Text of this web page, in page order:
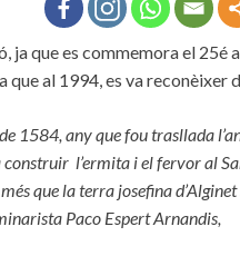
ja que es commemora el
que al 1994, es va
1584, any que fou trasllada
construir l’ermita i el fervor al
que la terra josefina
Paco Espert Arnandis,